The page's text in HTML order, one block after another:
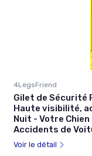
4LegsFriend
Gilet de Sécurité
Haute visibilité,
Nuit - Votre
Accidents de
Voir le détail